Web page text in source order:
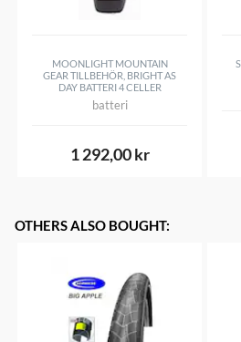
MOONLIGHT MOUNTAIN
GEAR TILLBEHÖR, BRIGHT AS
DAY BATTERI 4 CELLER
batteri
1 292,00 kr
OTHERS ALSO BOUGHT: